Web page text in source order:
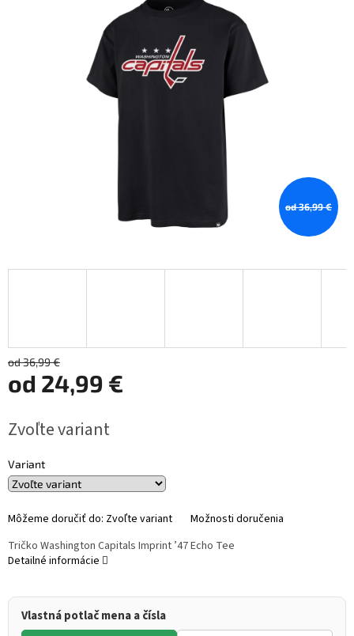
od 36,99 €
od 36,99 €
od 24,99 €
cena:
Zvoľte variant
Variant
Môžeme doručiť do: Zvoľte variant Možnosti doručenia
Vlastná potlač mena a čísla
Tričko Washington Capitals Imprint ’47 Echo Tee
Detailné informácie